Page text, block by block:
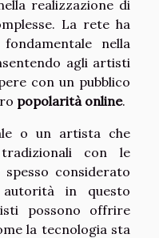
realizzazione di
La rete ha
nella
agli artisti
con un pubblico
popolarità online.
o un artista che
con le
considerato
in questo
possono offrire
la tecnologia sta